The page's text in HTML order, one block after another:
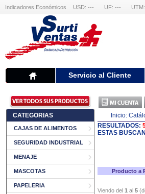
Indicadores Económicos USD: --- UF: ---
Servicio al Cliente
CATEGORIAS
CAJAS DE ALIMENTOS
SEGURIDAD INDUSTRIAL
MENAJE
MASCOTAS
PAPELERIA
Inicio:
RESULTADOS:
ESTAS
Producto a
Viendo del 1 al 5